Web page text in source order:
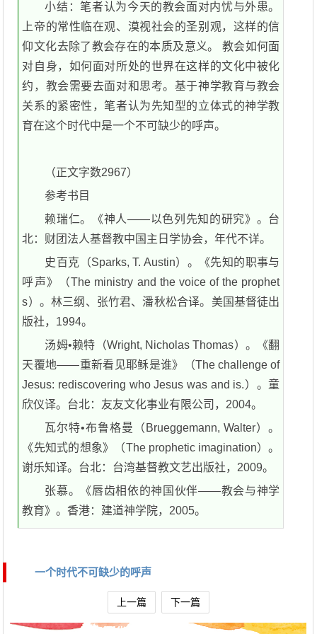
小结：笔者认为今天的教会面对内忧与外患。
上帝的常性临在观、漠视社会的圣别观，这样的信
仰文化去除了教会存在的本质及意义。 教会如何面
对自身，如何面对所处的世界在这样的文化中被化
约，教会需要去面对和思考。基于神学教育与教会
关系的紧密性，笔者认为先知型的立体式的神学教
育在这个时代中是一个不可缺少的呼声。
（正文字数2967）
参考书目
赖瑞仁。《神人——以色列先知的研究》。台
北：财团法人基督教中国主日学协会，年代不详。
史百克（Sparks, T. Austin）。《先知的职事与
呼声》（The ministry and the voice of the prophet
s）。林三纲、张竹君、潘秋松合译。美国基督徒出
版社，1994。
汤姆•赖特（Wright, Nicholas Thomas）。《翻
天覆地——重新看见耶稣是谁》（The challenge of
Jesus: rediscovering who Jesus was and is.）。童
欣仪译。台北：友友文化事业有限公司，2004。
瓦尔特•布鲁格曼（Brueggemann, Walter）。
《先知式的想象》（The prophetic imagination）。
谢乐知译。台北：台湾基督教文艺出版社，2009。
张慕。《唇齿相依的神国伙伴——教会与神学
教育》。香港：建道神学院，2005。
一个时代不可缺少的呼声
上一篇 下一篇